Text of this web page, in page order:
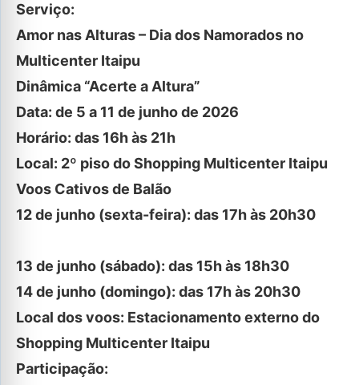
Serviço:
Amor nas Alturas – Dia dos Namorados no
Multicenter Itaipu
Dinâmica “Acerte a Altura”
Data: de 5 a 11 de junho de 2026
Horário: das 16h às 21h
Local: 2º piso do Shopping Multicenter Itaipu
Voos Cativos de Balão
12 de junho (sexta-feira): das 17h às 20h30
13 de junho (sábado): das 15h às 18h30
14 de junho (domingo): das 17h às 20h30
Local dos voos: Estacionamento externo do
Shopping Multicenter Itaipu
Participação: